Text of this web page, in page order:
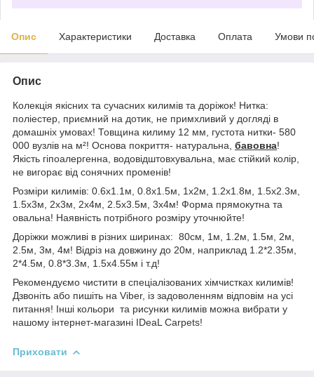
Опис Характеристики Доставка Оплата Умови
Опис
Колекція якісних та сучасних килимів та доріжок! Нитка:
поліестер, приємний на дотик, не примхливий у догляді в
домашніх умовах! Товщина килиму 12 мм, густота нитки- 580
000 вузлів на м²! Основа покриття- натуральна, бавовна!
Якість гіпоалергенна, водовідштовхувальна, має стійкий колір,
не вигорає від сонячних променів!
Розміри килимів: 0.6х1.1м, 0.8х1.5м, 1x2м, 1.2х1.8м, 1.5х2.3м,
1.5х3м, 2х3м, 2х4м, 2.5х3.5м, 3х4м! Форма прямокутна та
овальна! Наявність потрібного розміру уточнюйте!
Доріжки можливі в різних ширинах: 80см, 1м, 1.2м, 1.5м, 2м,
2.5м, 3м, 4м! Відріз на довжину до 20м, наприклад 1.2*2.35м,
2*4.5м, 0.8*3.3м, 1.5х4.55м і т.д!
Рекомендуємо чистити в спеціалізованих хімчистках килимів!
Дзвоніть або пишіть на Viber, із задоволенням відповім на усі
питання! Інші кольори та рисунки килимів можна вибрати у
нашому інтернет-магазині IDeaL Carpets!
Приховати